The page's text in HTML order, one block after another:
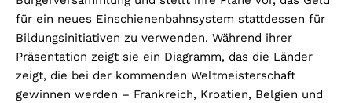
für ein neues Einschienenbahnsystem stattdessen für
Bildungsinitiativen zu verwenden. Während ihrer
Präsentation zeigt sie ein Diagramm, das die Länder
zeigt, die bei der kommenden Weltmeisterschaft
gewinnen werden – Frankreich, Kroatien, Belgien und